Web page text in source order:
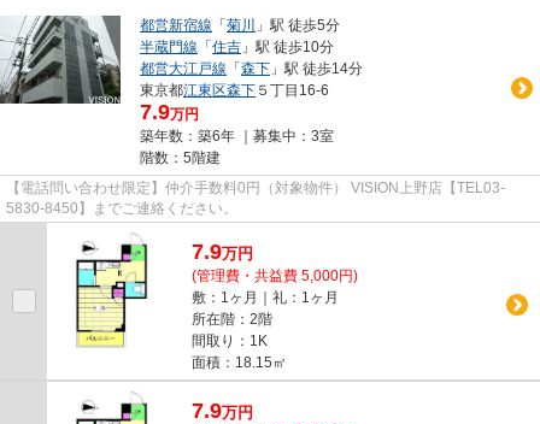
都営新宿線 「菊川
」駅 徒歩5分
半蔵門線 「住吉 」駅 徒歩10分
都営大江戸線 「森下 」駅 徒歩14分
東京都江東区森下 ５丁目16-6
7.9万円
築年数：築6年 ｜募集中： 3室
階数：5階建
【電話問い合わせ限定】仲介手数料0円（対象物件） VISION上野店【TEL03-
5830-8450】までご連絡ください。
7.9万円
(管理費・共益費 5,000円)
敷：1ヶ月｜礼：1ヶ月
所在階：2階
間取り：1K
面積：18.15㎡
7.9万円